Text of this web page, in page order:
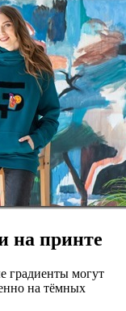
на принте
градиенты могут
на тёмных